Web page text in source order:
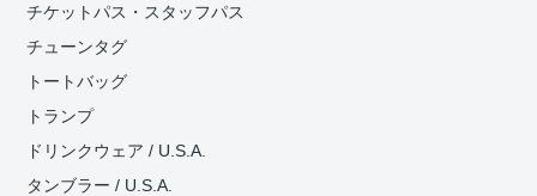
チケットパス・スタッフパス
チューンタグ
トートバッグ
トランプ
ドリンクウェア / U.S.A.
タンブラー / U.S.A.